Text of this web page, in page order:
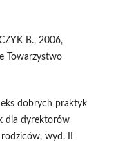
B., 2006,
Towarzystwo
dobrych praktyk
dla dyrektorów
wyd. II